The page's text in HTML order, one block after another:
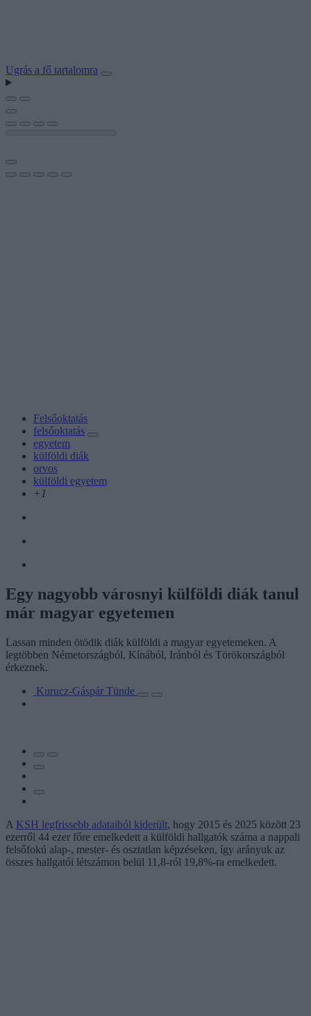
Ugrás a fő tartalomra
Felsőoktatás
felsőoktatás
egyetem
külföldi diák
orvos
külföldi egyetem
+1
Egy nagyobb városnyi külföldi diák tanul
már magyar egyetemen
Lassan minden ötödik diák külföldi a magyar egyetemeken. A
legtöbben Németországból, Kínából, Iránból és Törökországból
érkeznek.
Kurucz-Gáspár Tünde
A KSH legfrissebb adataiból kiderült, hogy 2015 és 2025 között 23
ezerről 44 ezer főre emelkedett a külföldi hallgatók száma a nappali
felsőfokú alap-, mester- és osztatlan képzéseken, így arányuk az
összes hallgatói létszámon belül 11,8-ról 19,8%-ra emelkedett.